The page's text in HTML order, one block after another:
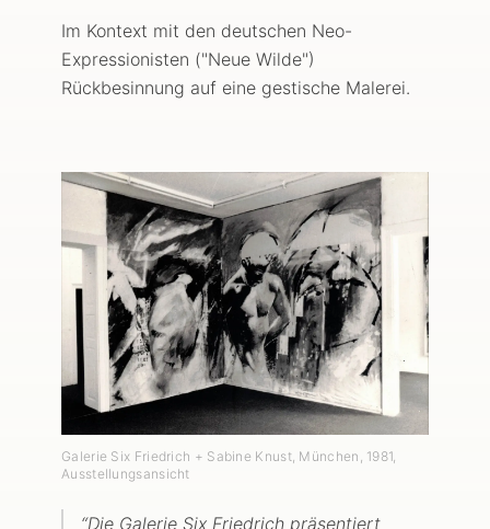
Im Kontext mit den deutschen Neo-
Expressionisten ("Neue Wilde")
Rückbesinnung auf eine gestische Malerei.
Galerie Six Friedrich + Sabine Knust, München 1981
Ausstellungsansicht
“Die Galerie Six Friedrich präsentiert